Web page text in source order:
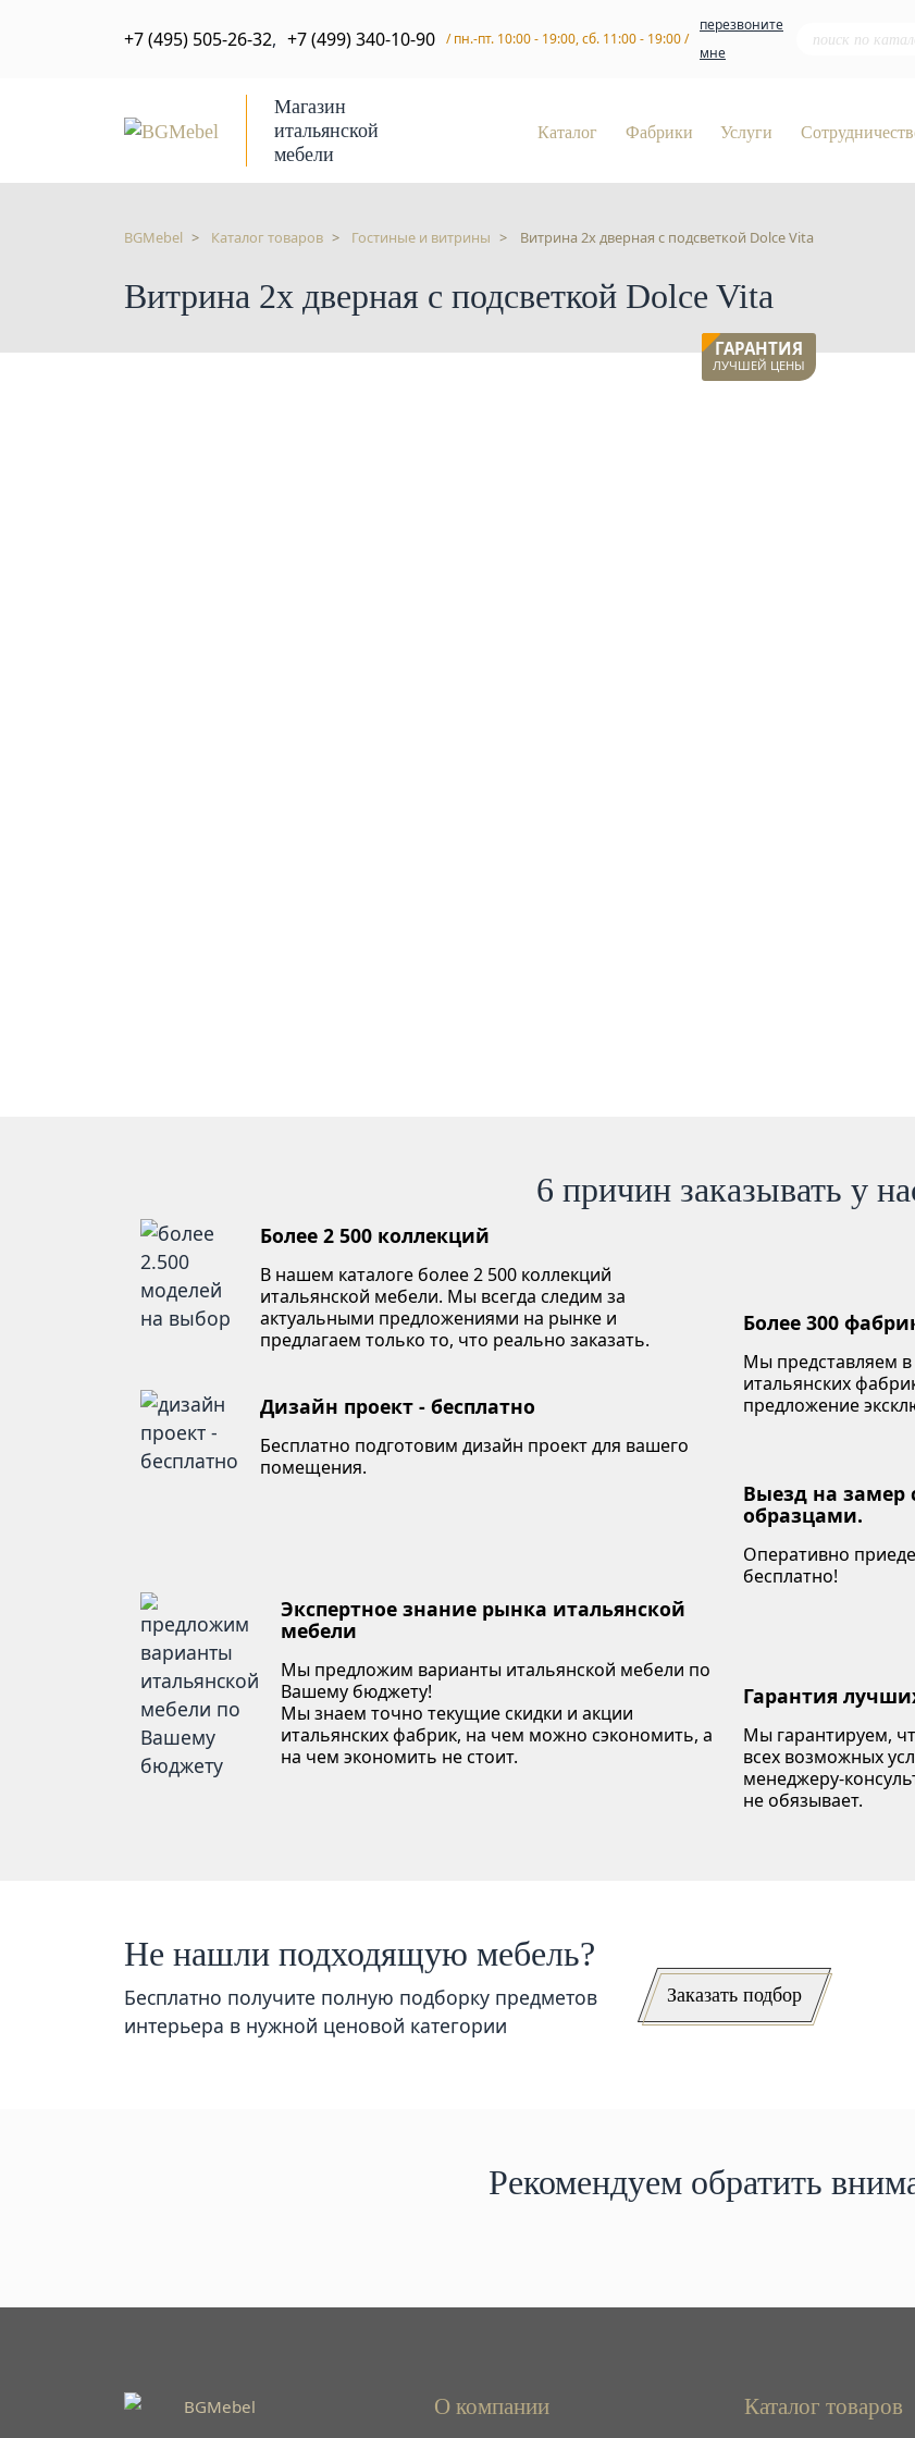
+7 (495) 505-26-32, +7 (499) 340-10-90 / пн.-пт. 10:00 - 19:00, сб. 11:00 - 19:00 /
перезвоните
мне
Магазин
итальянской
мебели
Каталог Фабрики Услуги
BGMebel Каталог товаров Гостиные и витрины Витрина 2х дверная с подсветкой Dolce Vita
Витрина 2х дверная с подсветкой Dolce Vita
ГАРАНТИЯ
ЛУЧШЕЙ ЦЕНЫ
6 причин заказывать у
Более 2 500 коллекций
В нашем каталоге более 2 500 коллекций
итальянской мебели. Мы всегда следим за
актуальными предложениями на рынке и
предлагаем только то, что реально заказать.
Более 300
Мы представляем
итальянских
предложение
Дизайн проект - бесплатно
Бесплатно подготовим дизайн проект для вашего
помещения.
Выезд на замер
образцами.
Оперативно
бесплатно!
Экспертное знание рынка итальянской
мебели
Мы предложим варианты итальянской мебели по
Вашему бюджету!
Мы знаем точно текущие скидки и акции
итальянских фабрик, на чем можно сэкономить, а
на чем экономить не стоит.
Гарантия
Мы гарантируем,
всех возможных
менеджеру-
не обязывает.
Не нашли подходящую мебель?
Бесплатно получите полную подборку предметов
интерьера в нужной ценовой категории
Заказать подбор
Рекомендуем обратить
О компании Каталог товаров